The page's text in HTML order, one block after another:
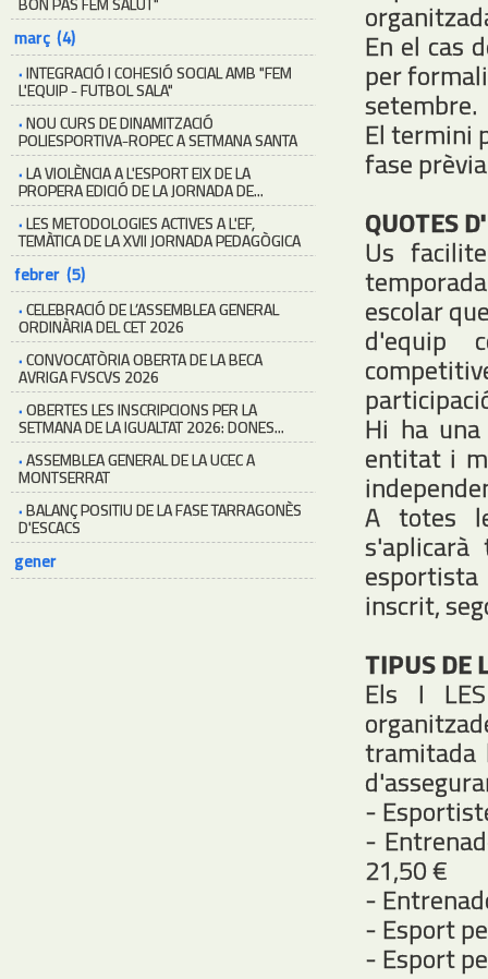
març (4)
·INTEGRACIÓ I COHESIÓ SOCIAL AMB "FEM
L'EQUIP - FUTBOL SALA"
·NOU CURS DE DINAMITZACIÓ
POLIESPORTIVA-ROPEC A SETMANA SANTA
·LA VIOLÈNCIA A L'ESPORT EIX DE LA
PROPERA EDICIÓ DE LA JORNADA DE...
·LES METODOLOGIES ACTIVES A L'EF,
TEMÀTICA DE LA XVII JORNADA PEDAGÒGICA
febrer (5)
·CELEBRACIÓ DE L’ASSEMBLEA GENERAL
ORDINÀRIA DEL CET 2026
·CONVOCATÒRIA OBERTA DE LA BECA
AVRIGA FVSCVS 2026
·OBERTES LES INSCRIPCIONS PER LA
SETMANA DE LA IGUALTAT 2026: DONES...
·ASSEMBLEA GENERAL DE LA UCEC A
MONTSERRAT
·BALANÇ POSITIU DE LA FASE TARRAGONÈS
D'ESCACS
gener
En el cas
per
setembre.
El termini
fase
QUOTES
Us
escolar
d'equip
Hi ha
entitat i
A totes
inscrit,
TIPUS DE
Els I
tramitada
-
-
21,50 €
-
- Esport
- Esport